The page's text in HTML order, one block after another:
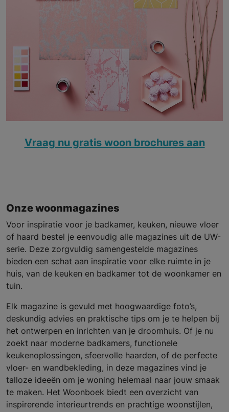
Vraag nu gratis woon brochures aan
Onze woonmagazines
Voor inspiratie voor je badkamer, keuken, nieuwe vloer
of haard bestel je eenvoudig alle magazines uit de UW-
serie. Deze zorgvuldig samengestelde magazines
bieden een schat aan inspiratie voor elke ruimte in je
huis, van de keuken en badkamer tot de woonkamer en
tuin.
Elk magazine is gevuld met hoogwaardige foto’s,
deskundig advies en praktische tips om je te helpen bij
het ontwerpen en inrichten van je droomhuis. Of je nu
zoekt naar moderne badkamers, functionele
keukenoplossingen, sfeervolle haarden, of de perfecte
vloer- en wandbekleding, in deze magazines vind je
talloze ideeën om je woning helemaal naar jouw smaak
te maken. Het Woonboek biedt een overzicht van
inspirerende interieurtrends en prachtige woonstijlen,